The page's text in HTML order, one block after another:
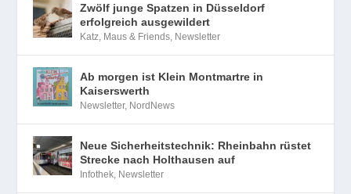
Zwölf junge Spatzen in Düsseldorf
erfolgreich ausgewildert
Katz, Maus & Friends Newsletter
Ab morgen ist Klein Montmartre in
Kaiserswerth
Newsletter, NordNews
Neue Sicherheitstechnik: Rheinbahn rüstet
Strecke nach Holthausen auf
Infothek Newsletter